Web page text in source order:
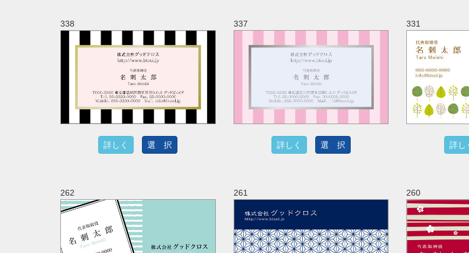
338
詳しく 選 択
337
詳しく 選 択
331
詳し
262 261 260